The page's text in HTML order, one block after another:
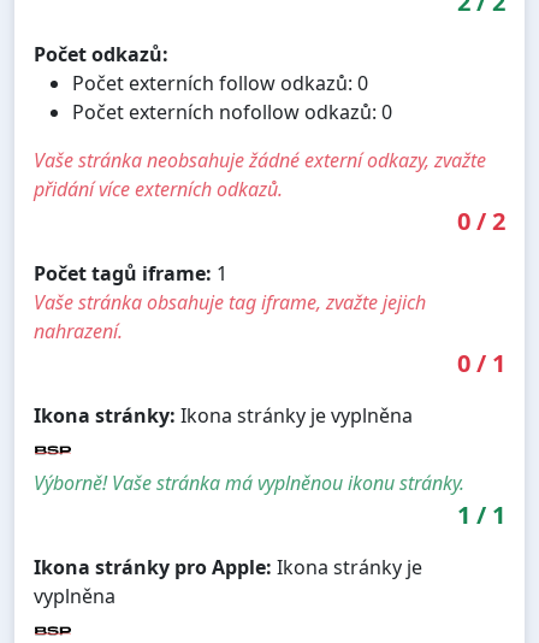
Počet odkazů:
Počet externích follow odkazů: 0
Počet externích nofollow odkazů: 0
Vaše stránka neobsahuje žádné externí odkazy, zvažte
přidání více externích odkazů.
0/2
Počet tagů iframe: 1
Vaše stránka obsahuje tag iframe, zvažte jejich
nahrazení.
0/ 1
Ikona stránky: Ikona stránky je vyplněna
Výborně! Vaše stránka má vyplněnou ikonu stránky.
1 / 1
Ikona stránky pro Apple: Ikona stránky je
vyplněna